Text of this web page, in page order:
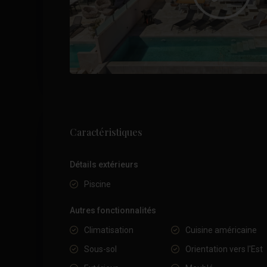
Caractéristiques
Détails extérieurs
Piscine
Autres fonctionnalités
Climatisation
Cuisine américaine
Sous-sol
Orientation vers l'Est